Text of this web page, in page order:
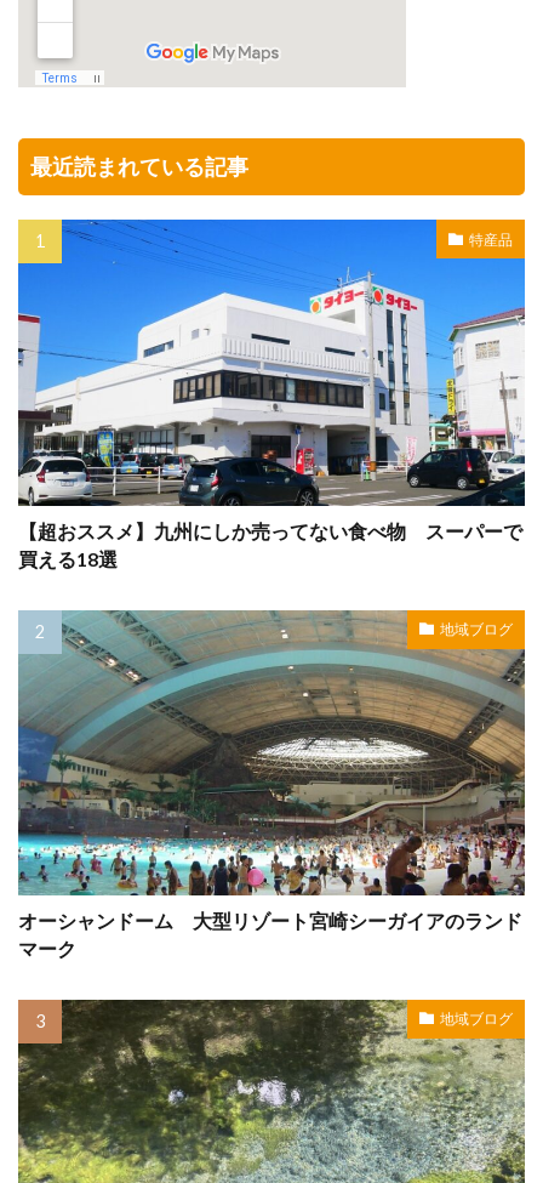
最近読まれている記事
特産品
【超おススメ】九州にしか売ってない食べ物 スーパーで
買える18選
地域ブログ
オーシャンドーム 大型リゾート宮崎シーガイアのランド
マーク
地域ブログ